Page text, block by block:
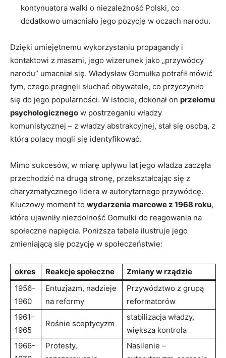
kontynuatora walki o niezależność Polski, co
dodatkowo umacniało jego pozycję w oczach narodu.
Dzięki umiejętnemu wykorzystaniu propagandy i
kontaktowi z masami, jego wizerunek jako „przywódcy
narodu” umacniał się. Władysław Gomułka potrafił mówić
tym, czego pragnęli słuchać obywatele, co przyczyniło
się do jego popularności. W istocie, dokonał on przełomu
psychologicznego w postrzeganiu władzy
komunistycznej – z władzy abstrakcyjnej, stał się osobą, z
którą polacy mogli się identyfikować.
Mimo sukcesów, w miarę upływu lat jego władza zaczęła
przechodzić na drugą stronę, przekształcając się z
charyzmatycznego lidera w autorytarnego przywódcę.
Kluczowy moment to wydarzenia marcowe z 1968 roku,
które ujawniły niezdolność Gomułki do reagowania na
społeczne napięcia. Poniższa tabela ilustruje jego
zmieniającą się pozycję w społeczeństwie:
okres Reakcje społeczne
Zmiany w rządzie
1956-
1960
Entuzjazm, nadzieje
na reformy
Przywództwo z grupą
reformatorów
1961-
1965
Rośnie sceptycyzm
stabilizacja władzy,
większa kontrola
1966-
Protesty,
Nasilenie –